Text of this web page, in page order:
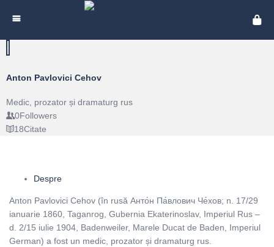
Anton Pavlovici Cehov
Medic, prozator și dramaturg rus
0Followers
18Citate
Despre
Anton Pavlovici Cehov (în rusă Анто́н Па́влович Че́хов; n. 17/29
ianuarie 1860, Taganrog, Gubernia Ekaterinoslav, Imperiul Rus –
d. 2/15 iulie 1904, Badenweiler, Marele Ducat de Baden, Imperiul
German) a fost un medic, prozator și dramaturg rus.